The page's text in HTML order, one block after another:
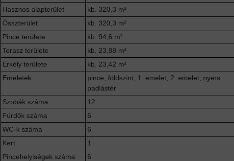
Hasznos alapterület
kb. 320,3 m²
Összterület
kb. 320,3 m²
Pince területe
kb. 94,6 m²
Terasz területe
kb. 23,88 m²
Erkély területe
kb. 23,42 m²
Emeletek
pince, földszint, 1. emelet, 2. emelet, nyers
padlástér
Szobák száma
12
Fürdők száma
6
WC-k száma
6
Kert
1
Pincehelyiségek száma
6